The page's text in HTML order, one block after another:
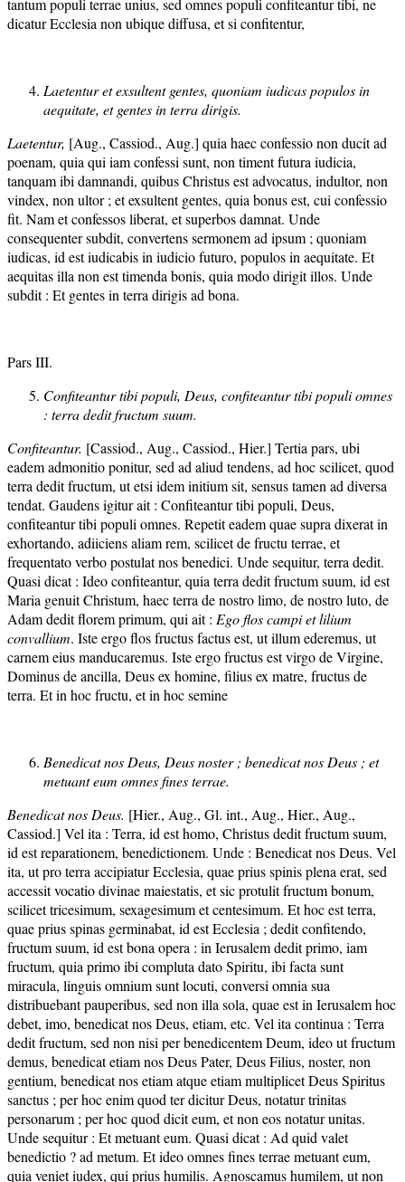
tantum populi terrae unius, sed omnes populi confiteantur tibi, ne
dicatur Ecclesia non ubique diffusa, et si confitentur,
Laetentur et exsultent gentes, quoniam iudicas populos in
aequitate, et gentes in terra dirigis.
Laetentur, [Aug., Cassiod., Aug.] quia haec confessio non ducit ad
poenam, quia qui iam confessi sunt, non timent futura iudicia,
tanquam ibi damnandi, quibus Christus est advocatus, indultor, non
vindex, non ultor ; et exsultent gentes, quia bonus est, cui confessio
fit. Nam et confessos liberat, et superbos damnat. Unde
consequenter subdit, convertens sermonem ad ipsum ; quoniam
iudicas, id est iudicabis in iudicio futuro, populos in aequitate. Et
aequitas illa non est timenda bonis, quia modo dirigit illos. Unde
subdit : Et gentes in terra dirigis ad bona.
Pars III.
Confiteantur tibi populi, Deus, confiteantur tibi populi omnes
: terra dedit fructum suum.
Confiteantur. [Cassiod., Aug., Cassiod., Hier.] Tertia pars, ubi
eadem admonitio ponitur, sed ad aliud tendens, ad hoc scilicet, quod
terra dedit fructum, ut etsi idem initium sit, sensus tamen ad diversa
tendat. Gaudens igitur ait : Confiteantur tibi populi, Deus,
confiteantur tibi populi omnes. Repetit eadem quae supra dixerat in
exhortando, adiiciens aliam rem, scilicet de fructu terrae, et
frequentato verbo postulat nos benedici. Unde sequitur, terra dedit.
Quasi dicat : Ideo confiteantur, quia terra dedit fructum suum, id est
Maria genuit Christum, haec terra de nostro limo, de nostro luto, de
Adam dedit florem primum, qui ait : Ego flos campi et lilium
convallium. Iste ergo flos fructus factus est, ut illum ederemus, ut
carnem eius manducaremus. Iste ergo fructus est virgo de Virgine,
Dominus de ancilla, Deus ex homine, filius ex matre, fructus de
terra. Et in hoc fructu, et in hoc semine
Benedicat nos Deus, Deus noster ; benedicat nos Deus ; et
metuant eum omnes fines terrae.
Benedicat nos Deus. [Hier., Aug., Gl. int., Aug., Hier., Aug.,
Cassiod.] Vel ita : Terra, id est homo, Christus dedit fructum suum,
id est reparationem, benedictionem. Unde : Benedicat nos Deus. Vel
ita, ut pro terra accipiatur Ecclesia, quae prius spinis plena erat, sed
accessit vocatio divinae maiestatis, et sic protulit fructum bonum,
scilicet tricesimum, sexagesimum et centesimum. Et hoc est terra,
quae prius spinas germinabat, id est Ecclesia ; dedit confitendo,
fructum suum, id est bona opera : in Ierusalem dedit primo, iam
fructum, quia primo ibi compluta dato Spiritu, ibi facta sunt
miracula, linguis omnium sunt locuti, conversi omnia sua
distribuebant pauperibus, sed non illa sola, quae est in Ierusalem hoc
debet, imo, benedicat nos Deus, etiam, etc. Vel ita continua : Terra
dedit fructum, sed non nisi per benedicentem Deum, ideo ut fructum
demus, benedicat etiam nos Deus Pater, Deus Filius, noster, non
gentium, benedicat nos etiam atque etiam multiplicet Deus Spiritus
sanctus ; per hoc enim quod ter dicitur Deus, notatur trinitas
personarum ; per hoc quod dicit eum, et non eos notatur unitas.
Unde sequitur : Et metuant eum. Quasi dicat : Ad quid valet
benedictio ? ad metum. Et ideo omnes fines terrae metuant eum,
quia veniet iudex, qui prius humilis. Agnoscamus humilem, ut non